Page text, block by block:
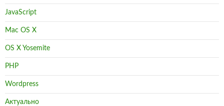
JavaScript
Mac OS X
OS X Yosemite
PHP
Wordpress
Актуально